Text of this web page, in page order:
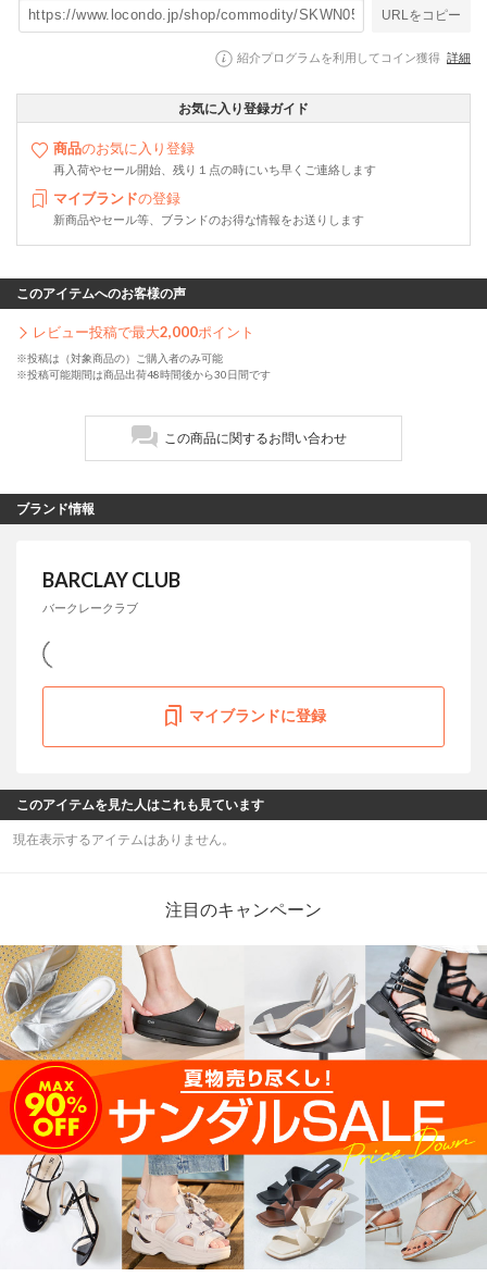
URLをコピー
紹介プログラムを利用してコイン獲得 詳細
お気に入り登録ガイド
商品のお気に入り登録
再入荷やセール開始、残り１点の時にいち早くご連絡します
マイブランドの登録
新商品やセール等、ブランドのお得な情報をお送りします
このアイテムへのお客様の声
レビュー投稿で最大2,000ポイント
※投稿は（対象商品の）ご購入者のみ可能
※投稿可能期間は商品出荷48時間後から30日間です
この商品に関するお問い合わせ
ブランド情報
BARCLAY CLUB
バークレークラブ
マイブランドに登録
このアイテムを見た人はこれも見ています
現在表示するアイテムはありません。
注目のキャンペーン